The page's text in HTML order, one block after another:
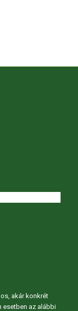
akár konkrét
esetben az alábbi